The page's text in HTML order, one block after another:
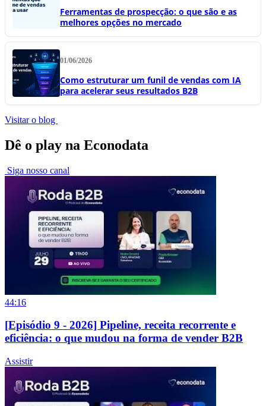
Ferramentas de prospecção: o que são e as
melhores opções no mercado
01/06/2026
Como estruturar um funil de vendas com IA
para acelerar seus resultados B2B
Visitar o blog
Dê o play na Econodata
Siga nosso canal
44:16
[Episódio 9 - 2026] Pipeline, receita recorrente e
eficiência: o que mudou na forma de vender B2B
Assistir